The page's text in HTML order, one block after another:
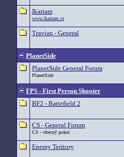
Ikariam
www.ikariam.cz
Travian - General
PlanetSide
PlanetSide General Forum
PlanetSide
FPS - First Person Shooter
BF2 - Battefield 2
CS - General Forum
CS - obecný pokec
Enemy Teritory